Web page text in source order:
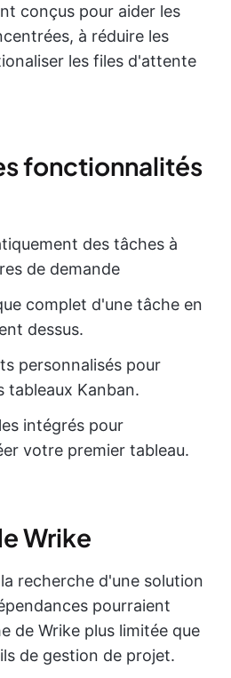
conçus pour aider les
à réduire les
les files d'attente
fonctionnalités
des tâches à
de demande
complet d'une tâche en
dessus.
personnalisés pour
tableaux Kanban.
intégrés pour
votre premier tableau.
Wrike
recherche d'une solution
pourraient
de Wrike plus limitée que
de gestion de projet.